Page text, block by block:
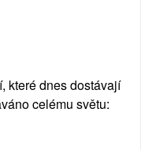
které dnes dostávají
celému světu: